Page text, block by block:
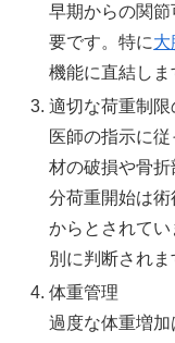
早期からの関
要です。特に大
機能に直結しま
適切な荷重制限
医師の指示に
材の破損や骨
分荷重開始は
からとされて
別に判断されま
体重管理
過度な体重増加